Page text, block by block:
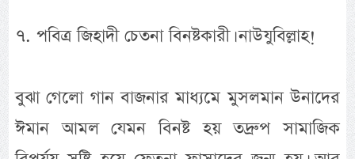
৭. পবিত্র জিহাদী চেতনা বিনষ্টকারী। নাউযুবিল্লাহ!
বুঝা গেলো গান বাজনার মাধ্যমে মুসলমান উনাদের
ঈমান আমল যেমন বিনষ্ট হয় তদ্রুপ সামাজিক